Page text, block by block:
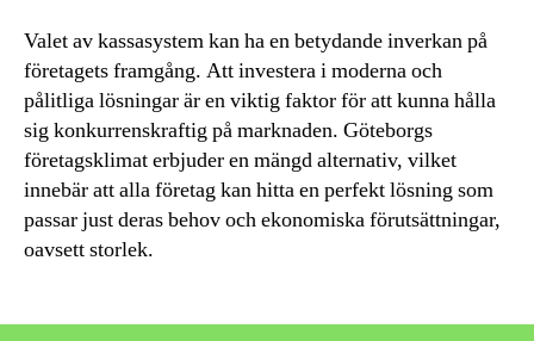
Valet av kassasystem kan ha en betydande inverkan på
företagets framgång. Att investera i moderna och
pålitliga lösningar är en viktig faktor för att kunna hålla
sig konkurrenskraftig på marknaden. Göteborgs
företagsklimat erbjuder en mängd alternativ, vilket
innebär att alla företag kan hitta en perfekt lösning som
passar just deras behov och ekonomiska förutsättningar,
oavsett storlek.